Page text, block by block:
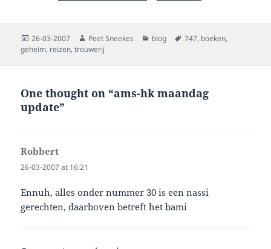
Posted
on
26-03-2007 Author
Peet Sneekes Categories
blog Tags
747, boeken,
geheim, reizen,trouwerij
One thought on “ams-hk maandag
update”
Robbert
26-03-2007 at 16:21
Ennuh, alles onder nummer 30 is een nassi
gerechten, daarboven betreft het bami